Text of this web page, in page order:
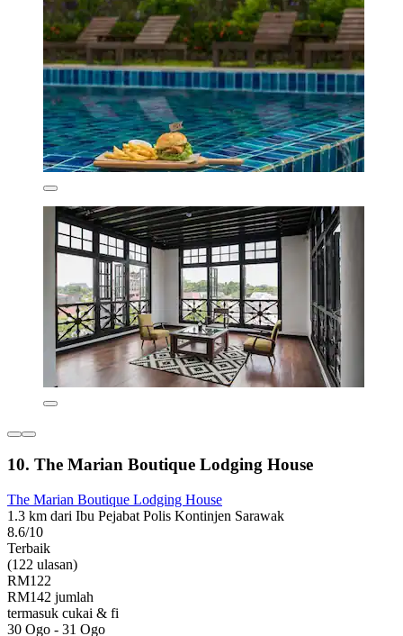
10. The Marian Boutique Lodging House
The Marian Boutique Lodging House
1.3 km dari Ibu Pejabat Polis Kontinjen Sarawak
8.6/10
Terbaik
(122 ulasan)
RM122
RM142 jumlah
termasuk cukai & fi
30 Ogo - 31 Ogo